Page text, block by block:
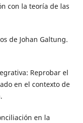
con la teoría de las
de Johan Galtung.
Reprobar el
en el contexto de
en la